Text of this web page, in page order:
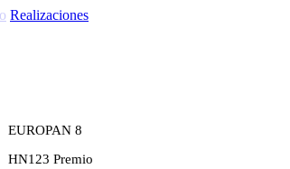
Realizaciones
EUROPAN 8
HN123 Premio